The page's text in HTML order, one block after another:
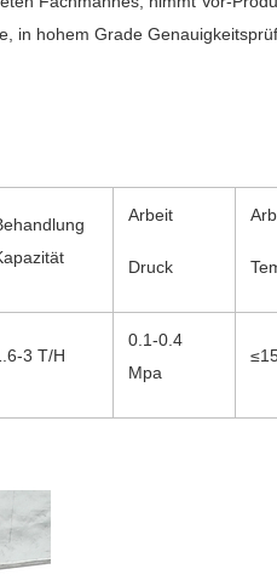
in hohem Grade
Arbeit
Druck
3 T/H
0.1-0.4
Mpa